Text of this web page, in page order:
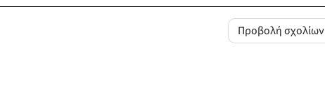
Προβολή σχολίων